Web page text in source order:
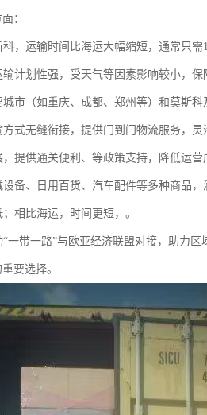
：
，运输时间比海运大幅缩短，通常只
计划性强，受天气等因素影响较小，保
市（如重庆、成都、郑州等）和莫斯
式无缝衔接，提供门到门物流服务，
提供通关便利、等政策支持，降低运营
备、日用百货、汽车配件等多种商品
相比海运，时间更短，。
一带一路”与欧亚经济联盟对接，助力区
要选择。